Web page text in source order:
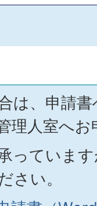
は、申請
理人室へ
っていま
さい。